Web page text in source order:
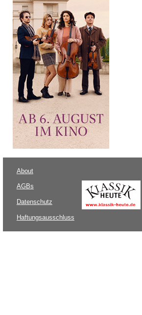
About
AGBs
Datenschutz
Haftungsausschluss